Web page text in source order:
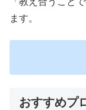
ます。
おすすめプ